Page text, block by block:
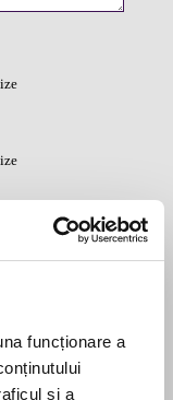
funcționare a
și a